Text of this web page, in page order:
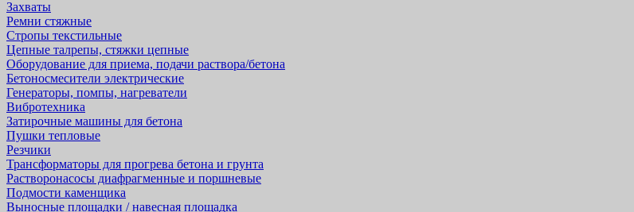
Захваты
Ремни стяжные
Стропы текстильные
Цепные талрепы, стяжки цепные
Оборудование для приема, подачи раствора/бетона
Бетоносмесители электрические
Генераторы, помпы, нагреватели
Вибротехника
Затирочные машины для бетона
Пушки тепловые
Резчики
Трансформаторы для прогрева бетона и грунта
Растворонасосы диафрагменные и поршневые
Подмости каменщика
Выносные площадки / навесная площадка